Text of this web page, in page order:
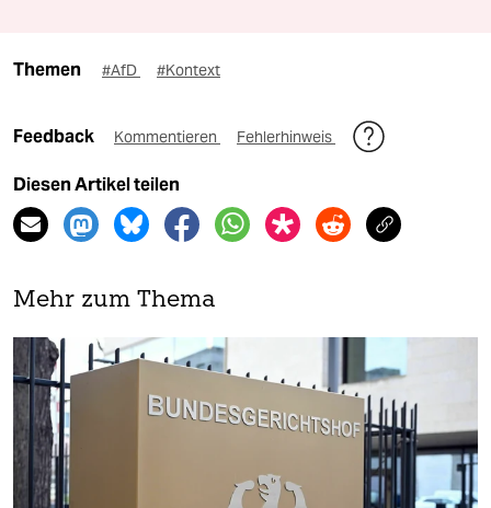
Themen #AfD #Kontext
Feedback Kommentieren Fehlerhinweis
Diesen Artikel teilen
Mehr zum Thema